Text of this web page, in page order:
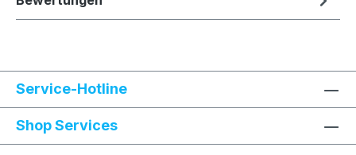
Service-Hotline
Shop Services